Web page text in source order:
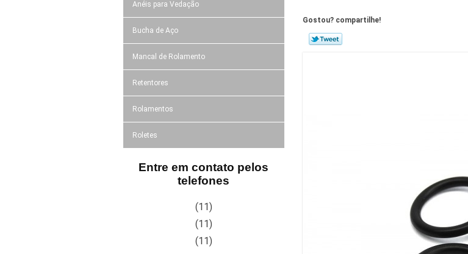
Anéis para Vedação
Bucha de Aço
Mancal de Rolamento
Retentores
Rolamentos
Roletes
Entre em contato pelos
telefones
(11)
(11)
(11)
Gostou? compartilhe!